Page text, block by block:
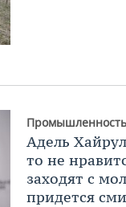
Промышленность
Адель
то не
заходят с
придется